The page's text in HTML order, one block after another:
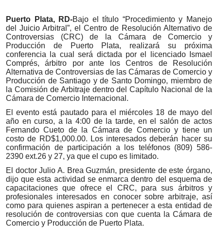
Puerto Plata, RD-Bajo el título “Procedimiento y Manejo
del Juicio Arbitral”, el Centro de Resolución Alternativo de
Controversias (CRC) de la Cámara de Comercio y
Producción de Puerto Plata, realizará su próxima
conferencia la cual será dictada por el licenciado Ismael
Comprés, árbitro por ante los Centros de Resolución
Alternativa de Controversias de las Cámaras de Comercio y
Producción de Santiago y de Santo Domingo, miembro de
la Comisión de Arbitraje dentro del Capítulo Nacional de la
Cámara de Comercio Internacional.
El evento está pautado para el miércoles 18 de mayo del
año en curso, a la 4:00 de la tarde, en el salón de actos
Fernando Cueto de la Cámara de Comercio y tiene un
costo de RD$1,000.00. Los interesados deberán hacer su
confirmación de participación a los teléfonos (809) 586-
2390 ext.26 y 27, ya que el cupo es limitado.
El doctor Julio A. Brea Guzmán, presidente de este órgano,
dijo que esta actividad se enmarca dentro del esquema de
capacitaciones que ofrece el CRC, para sus árbitros y
profesionales interesados en conocer sobre arbitraje, así
como para quienes aspiran a pertenecer a esta entidad de
resolución de controversias con que cuenta la Cámara de
Comercio y Producción de Puerto Plata.